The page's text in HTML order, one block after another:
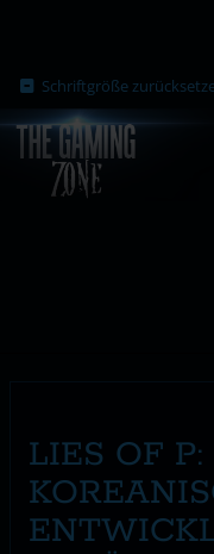
Schriftgröße
LIES OF